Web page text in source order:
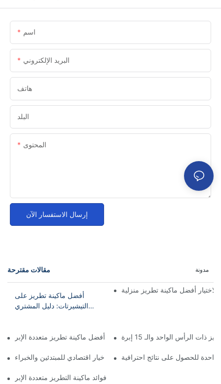
اسم
البريد الإلكتروني
هاتف
البلد
المحتوى
إرسال الاستفسار الآن
مقالات مقترحة مدونة
أفضل ماكينة تطريز على
التيشيرتات: دليل المشتري
لاختيار أفضل ماكينة تطريز منزلية
الخيار الأفضل للتطريز المنزلي: أفضل ماكينة تطريز متعددة الإبر
الرأس الواحد والـ 15 إبرة
تطريز متعددة الإبر بأسعار معقولة: خيار اقتصادي للمبتدئين والخبراء
واحدة للحصول على نتائج احترافية
استكشاف فوائد ماكينة التطريز متعددة الإبر